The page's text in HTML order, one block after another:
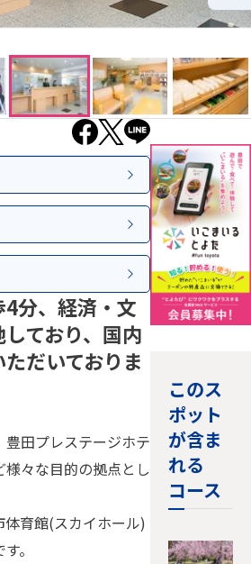
分、経済・文
ており、国内
だいておりま
田プレステージホテ
々な目的の拠点とし
育館(スカイホール)
。
このス
ポット
が含ま
れる
コース